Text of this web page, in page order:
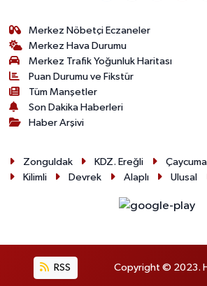
Merkez Nöbetçi Eczaneler
Merkez Hava Durumu
Merkez Trafik Yoğunluk Haritası
Puan Durumu ve Fikstür
Tüm Manşetler
Son Dakika Haberleri
Haber Arşivi
Zonguldak KDZ. Ereğli Çaycuma
Kilimli
Devrek Alaplı Ulusal
RSS Copyright © 2023.